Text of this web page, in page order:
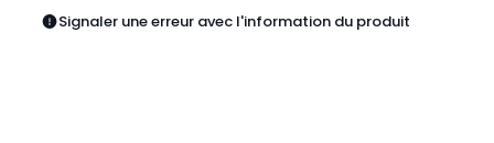
Signaler une erreur avec l'information du produit